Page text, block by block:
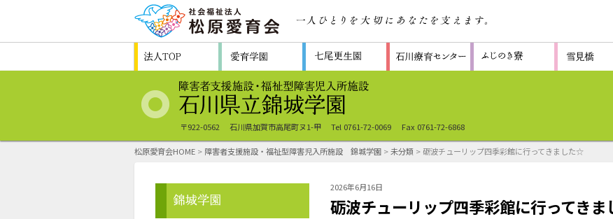
〒922-0562 石川県加賀市高尾町ヌ1-甲 Tel 0761-72-0069 Fax 0761-72-6868
松原愛育会HOME > 障害者支援施設・福祉型障害児入所施設 錦城学園 >未分類 > 砺波チューリップ四季彩館に行ってきました☆
2026年6月16日
砺波チューリップ四季彩館に行ってき